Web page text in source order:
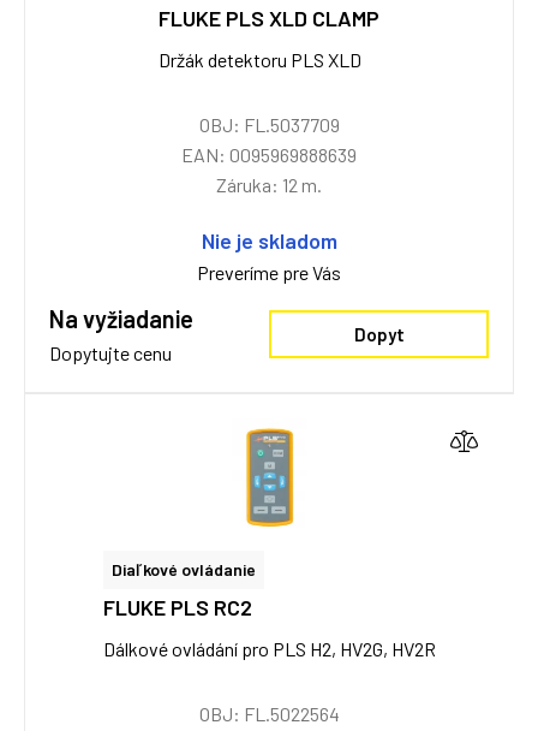
FLUKE PLS XLD CLAMP
Držák detektoru PLS XLD
OBJ: FL.5037709
EAN: 0095969888639
Záruka: 12 m.
Nie je skladom
Preveríme pre Vás
Na vyžiadanie
Dopytujte cenu
Dopyt
Diaľkové ovládanie
FLUKE PLS RC2
Dálkové ovládání pro PLS H2, HV2G, HV2R
OBJ: FL.5022564